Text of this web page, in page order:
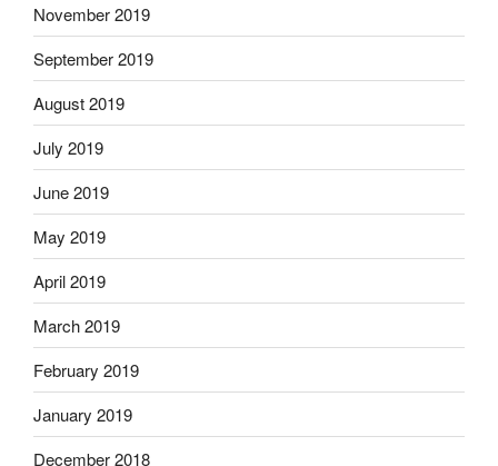
November 2019
September 2019
August 2019
July 2019
June 2019
May 2019
April 2019
March 2019
February 2019
January 2019
December 2018